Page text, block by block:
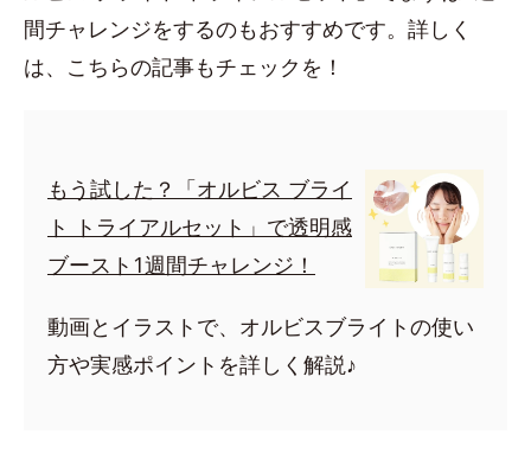
間チャレンジをするのもおすすめです。詳しく
は、こちらの記事もチェックを！
もう試した？「オルビス ブライ
ト トライアルセット」で透明感
ブースト1週間チャレンジ！
動画とイラストで、オルビスブライトの使い
方や実感ポイントを詳しく解説♪